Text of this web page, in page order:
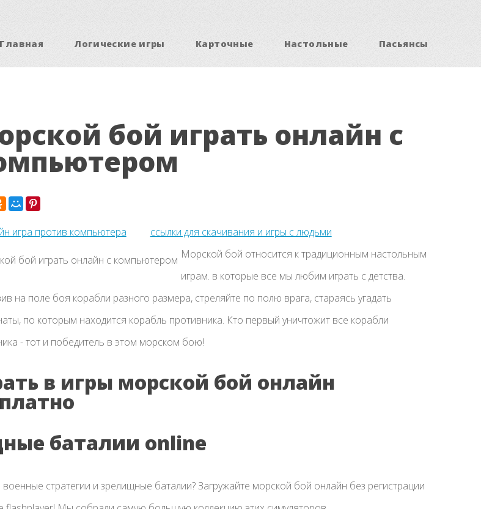
Главная Логические игры Карточные Настольные Пасьянсы
бой играть онлайн с
игра против компьютера
ссылки для скачивания и игры с людьми
Морской бой относится к традиционным настольным
играм. в которые все мы любим играть с детства.
на поле боя корабли разного размера, стреляйте по полю врага, стараясь угадать
по которым находится корабль противника. Кто первый уничтожит все корабли
- тот и победитель в этом морском бою!
в игры морской бой онлайн
баталии online
стратегии и зрелищные баталии? Загружайте морской бой онлайн без регистрации